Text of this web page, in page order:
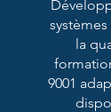
la
9001